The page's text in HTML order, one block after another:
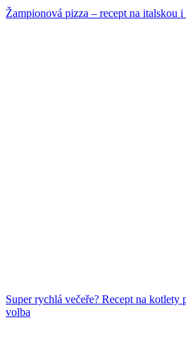
Žampionová pizza – recept na italskou
Super rychlá večeře? Recept na kotlety
volba